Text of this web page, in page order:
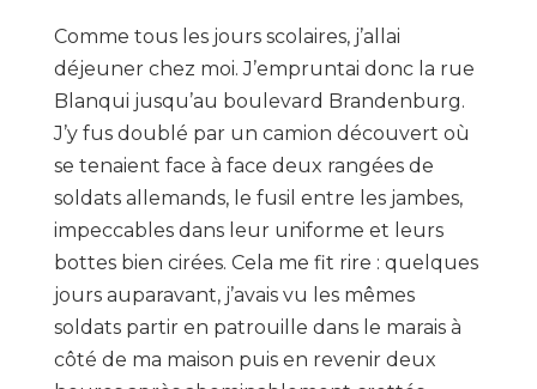
Comme tous les jours scolaires, j’allai
déjeuner chez moi. J’empruntai donc la rue
Blanqui jusqu’au boulevard Brandenburg.
J’y fus doublé par un camion découvert où
se tenaient face à face deux rangées de
soldats allemands, le fusil entre les jambes,
impeccables dans leur uniforme et leurs
bottes bien cirées. Cela me fit rire : quelques
jours auparavant, j’avais vu les mêmes
soldats partir en patrouille dans le marais à
côté de ma maison puis en revenir deux